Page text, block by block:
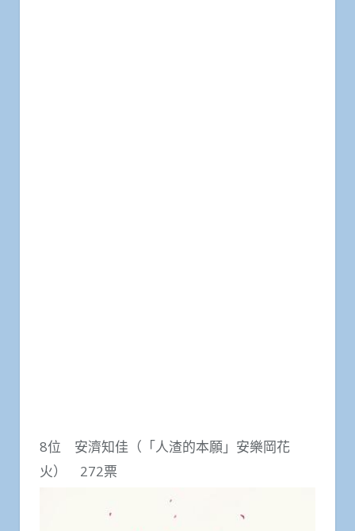
8位 安濟知佳（「人渣的本願」安樂岡花
火） 272票